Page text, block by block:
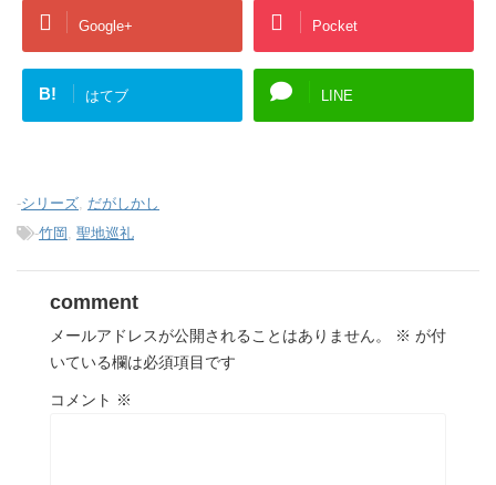
Google+ Pocket
B! はてブ LINE
-シリーズ, だがしかし
-竹岡 , 聖地巡礼
comment
メールアドレスが公開されることはありません。 ※ が付
いている欄は必須項目です
コメント ※